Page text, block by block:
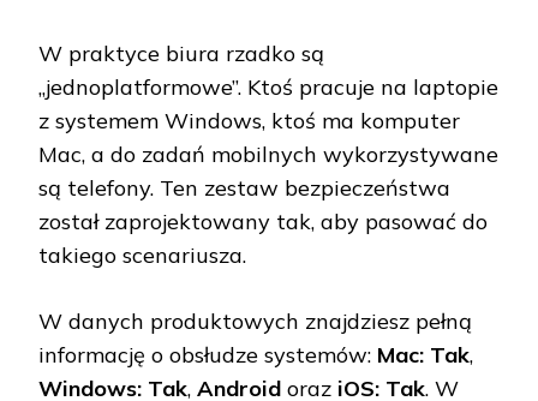
W praktyce biura rzadko są
„jednoplatformowe”. Ktoś pracuje na laptopie
z systemem Windows, ktoś ma komputer
Mac, a do zadań mobilnych wykorzystywane
są telefony. Ten zestaw bezpieczeństwa
został zaprojektowany tak, aby pasować do
takiego scenariusza.
W danych produktowych znajdziesz pełną
informację o obsłudze systemów: Mac: Tak,
Windows: Tak, Android oraz iOS: Tak. W